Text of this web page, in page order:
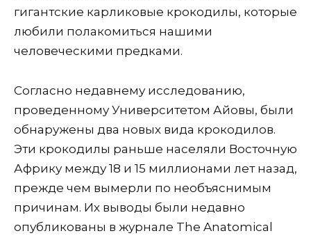
гигантские карликовые крокодилы, которые
любили полакомиться нашими
человеческими предками.
Согласно недавнему исследованию,
проведенному Университетом Айовы, были
обнаружены два новых вида крокодилов.
Эти крокодилы раньше населяли Восточную
Африку между 18 и 15 миллионами лет назад,
прежде чем вымерли по необъяснимым
причинам. Их выводы были недавно
опубликованы в журнале The Anatomical